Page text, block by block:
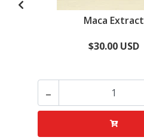
Maca Extract
$30.00 USD
-